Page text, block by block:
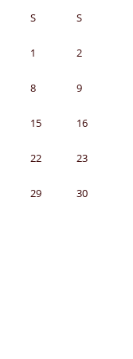
S S
1 2
8 9
15 16
22 23
29 30